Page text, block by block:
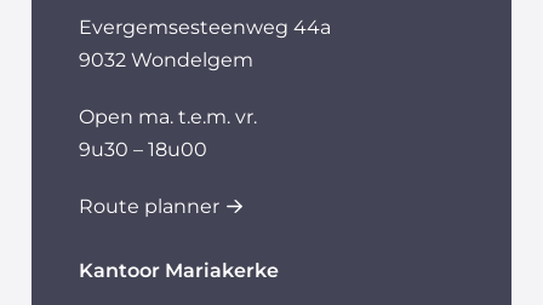
Evergemsesteenweg 44a
9032 Wondelgem
Open ma. t.e.m. vr.
9u30 – 18u00
Route planner
Kantoor Mariakerke